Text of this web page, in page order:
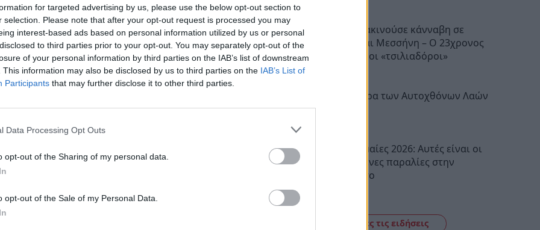
for targeted advertising by us, please use the below opt-out section to
selection. Please note that after your opt-out request is processed you may
interest-based ads based on personal information utilized by us or personal
to third parties prior to your opt-out. You may separately opt-out of the
of your personal information by third parties on the IAB’s list of downstream
This information may also be disclosed by us to third parties on the IAB’s List of
Participants that may further disclose it to other third parties.
Data Processing Opt Outs
opt-out of the Sharing of my personal data.
opt-out of the Sale of my Personal Data.
όταν αναζητάς ειδήσεις στη Google
ως προτιμώμενη πηγή
αποτελέσματα της Google
Κύκλωμα διακινούσε κάνναβη σε
Καλαμάτα και Μεσσήνη – Ο 23χρονος
αρχηγός και οι «τσιλιαδόροι»
Διεθνής Ημέρα των Αυτοχθόνων Λαών
της Γης
Γαλάζιες Σημαίες 2026: Αυτές είναι οι
54 βραβευμένες παραλίες στην
Πελοπόννησο
Δείτε όλες τις ειδήσεις